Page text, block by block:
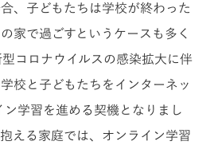
、子どもたちは学校が終わった
家で過ごすというケースも多く
コロナウイルスの感染拡大に伴
校と子どもたちをインターネッ
ン学習を進める契機となりまし
える家庭では、オンライン学習